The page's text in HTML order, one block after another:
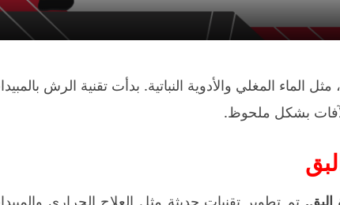
الماء المغلي والأدوية النباتية. بدأت تقنية الرش
بشكل ملحوظ.
تم تطوير تقنيات حديثة مثل العلاج الحراري